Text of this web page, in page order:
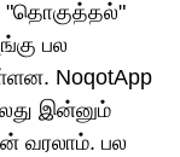
"தொகுத்தல்"
பல
NoqotApp
இன்னும்
வரலாம். பல